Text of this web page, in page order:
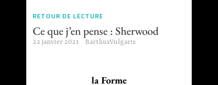
RETOUR DE LECTURE
Ce que j’en pense : Sherwood
22 janvier 2021 BarthusVulgaris
la Forme